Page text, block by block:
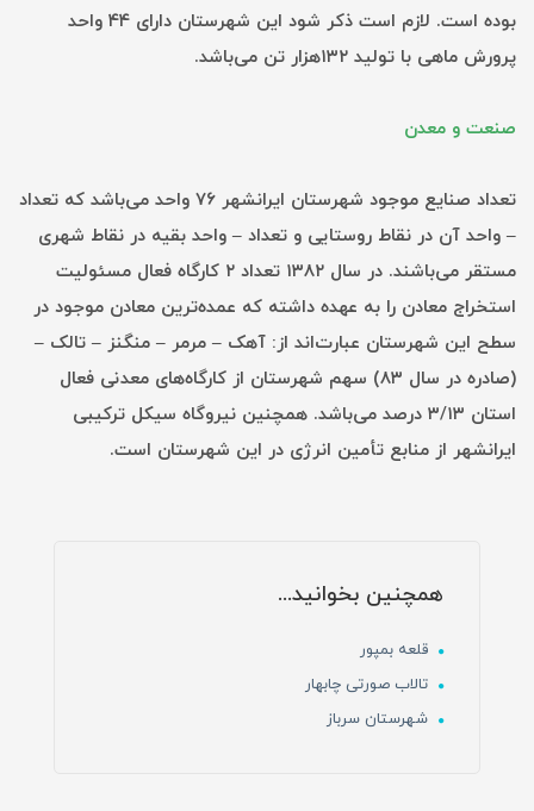
بوده است. لازم است ذکر شود این شهرستان دارای ۴۴ واحد
پرورش ماهی با تولید ۱۳۲هزار تن می‌باشد.
صنعت و معدن
تعداد صنایع موجود شهرستان ایرانشهر ۷۶ واحد می‌باشد که تعداد
– واحد آن در نقاط روستایی و تعداد – واحد بقیه در نقاط شهری
مستقر می‌باشند. در سال ۱۳۸۲ تعداد ۲ کارگاه فعال مسئولیت
استخراج معادن را به عهده داشته که عمده‌ترین معادن موجود در
سطح این شهرستان عبارت‌اند از: آهک – مرمر – منگنز – تالک –
(صادره در سال ۸۳) سهم شهرستان از کارگاه‌های معدنی فعال
استان ۳/۱۳ درصد می‌باشد. همچنین نیروگاه سیکل ترکیبی
ایرانشهر از منابع تأمین انرژی در این شهرستان است.
همچنین بخوانید...
قلعه بمپور
تالاب صورتی چابهار
شهرستان سرباز